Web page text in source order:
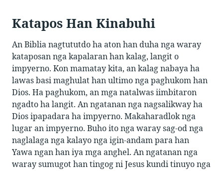
Katapos Han Kinabuhi
An Biblia nagtututdo ha aton han duha nga waray
kataposan nga kapalaran han kalag, langit o
impyerno. Kon mamatay kita, an kalag nabaya ha
lawas basi maghulat han ultimo nga paghukom han
Dios. Ha paghukom, an mga natalwas iimbitaron
ngadto ha langit. An ngatanan nga nagsalikway ha
Dios ipapadara ha impyerno. Makaharadlok nga
lugar an impyerno. Buho ito nga waray sag-od nga
naglalaga nga kalayo nga igin-andam para han
Yawa ngan han iya mga anghel. An ngatanan nga
waray sumugot han tingog ni Jesus kundi tinuyo nga